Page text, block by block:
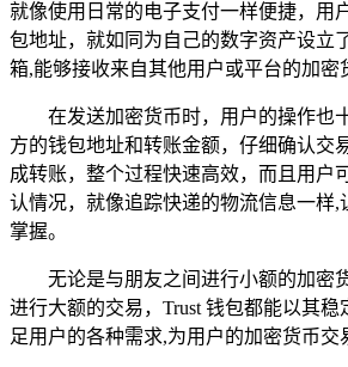
就像使用日常的电子支付一样便捷，用
包地址，就如同为自己的数字资产设立
箱,能够接收来自其他用户或平台的加密
在发送加密货币时，用户的操作也
方的钱包地址和转账金额，仔细确认交
成转账，整个过程快速高效，而且用户
认情况，就像追踪快递的物流信息一样,
掌握。
无论是与朋友之间进行小额的加密
进行大额的交易，Trust 钱包都能以其
足用户的各种需求,为用户的加密货币交